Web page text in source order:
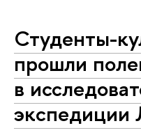
Студенты-
прошли
в